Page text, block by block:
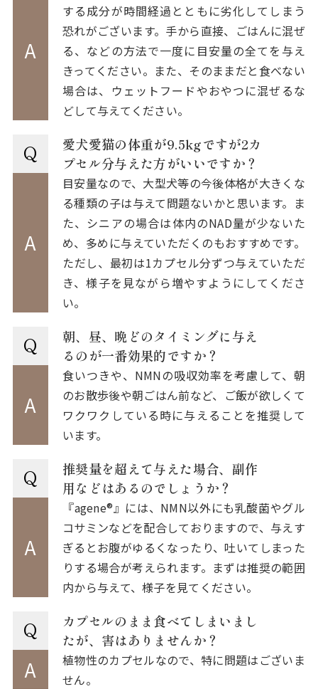
A
する成分が時間経過とともに劣化してしまう
恐れがございます。手から直接、ごはんに混ぜ
る、などの方法で一度に目安量の全てを与え
きってください。また、そのままだと食べない
場合は、ウェットフードやおやつに混ぜるな
どして与えてください。
Q
愛犬愛猫の体重が9.5kgですが2カ
プセル分与えた方がいいですか？
A
目安量なので、大型犬等の今後体格が大きくな
る種類の子は与えて問題ないかと思います。ま
た、シニアの場合は体内のNAD量が少ないた
め、多めに与えていただくのもおすすめです。
ただし、最初は1カプセル分ずつ与えていただ
き、様子を見ながら増やすようにしてくださ
い。
Q
朝、昼、晩どのタイミングに与え
るのが一番効果的ですか？
A
食いつきや、NMNの吸収効率を考慮して、朝
のお散歩後や朝ごはん前など、ご飯が欲しくて
ワクワクしている時に与えることを推奨して
います。
Q
推奨量を超えて与えた場合、副作
用などはあるのでしょうか？
A
『agene®︎』には、NMN以外にも乳酸菌やグル
コサミンなどを配合しておりますので、与えす
ぎるとお腹がゆるくなったり、吐いてしまった
りする場合が考えられます。まずは推奨の範囲
内から与えて、様子を見てください。
Q
カプセルのまま食べてしまいまし
たが、害はありませんか？
A
植物性のカプセルなので、特に問題はございま
せん。